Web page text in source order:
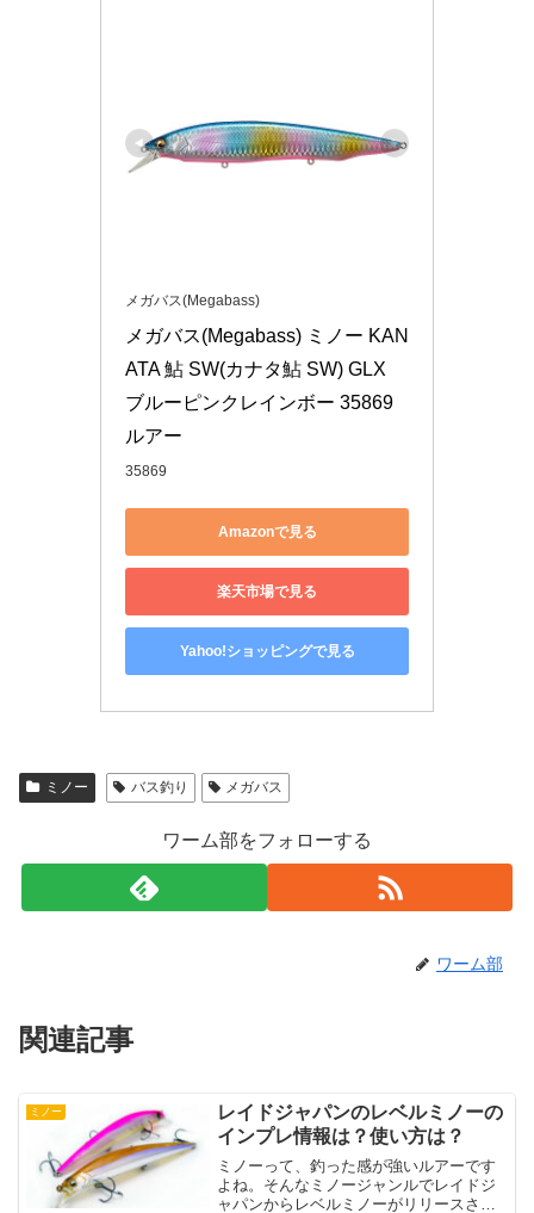
メガバス(Megabass)
メガバス(Megabass) ミノー KAN
ATA 鮎 SW(カナタ鮎 SW) GLX
ブルーピンクレインボー 35869
ルアー
35869
Amazonで見る
楽天市場で見る
Yahoo!ショッピングで見る
ミノー バス釣り メガバス
ワーム部をフォローする
ワーム部
関連記事
ミノー
レイドジャパンのレベルミノーの
インプレ情報は？使い方は？
ミノーって、釣った感が強いルアーです
よね。そんなミノージャンルでレイドジ
ャパンからレベルミノーがリリースされ